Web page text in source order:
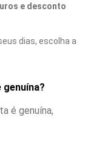
e desconto
dias, escolha a
genuína?
é genuína,